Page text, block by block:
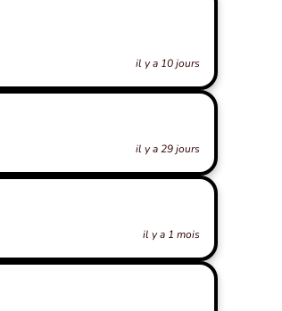
il y a 10 jours
il y a 29 jours
il y a 1 mois